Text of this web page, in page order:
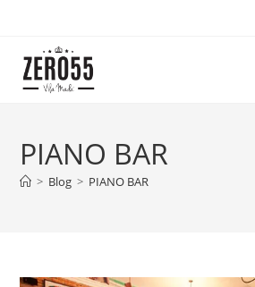
conteúdo
PIANO BAR
> Blog > PIANO BAR